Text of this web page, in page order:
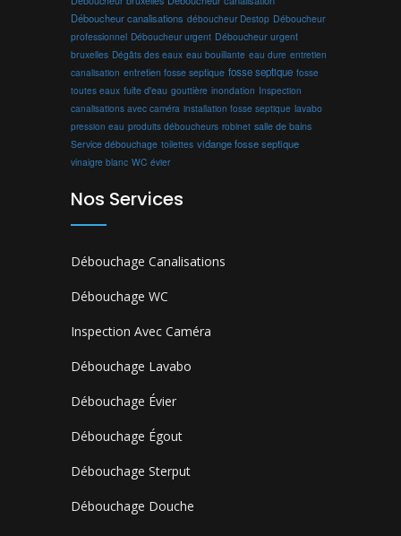
Déboucheur canalisations déboucheur Destop Déboucheur
professionnel Déboucheur urgent Déboucheur urgent
bruxelles Dégâts des eaux eau bouillante eau dure entretien
canalisation entretien fosse septique fosse septique fosse
toutes eaux fuite d'eau gouttière inondation Inspection
canalisations avec caméra installation fosse septique lavabo
pression eau produits déboucheurs robinet salle de bains
Service débouchage toilettes vidange fosse septique
vinaigre blanc WC évier
Nos Services
Débouchage Canalisations
Débouchage WC
Inspection Avec Caméra
Débouchage Lavabo
Débouchage Évier
Débouchage Égout
Débouchage Sterput
Débouchage Douche